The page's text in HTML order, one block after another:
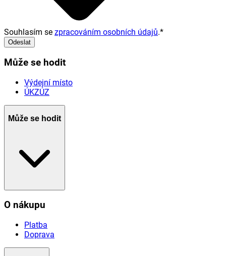
Souhlasím se zpracováním osobních údajů.*
Odeslat
Může se hodit
Výdejní místo
ÚKZÚZ
Může se hodit
O nákupu
Platba
Doprava